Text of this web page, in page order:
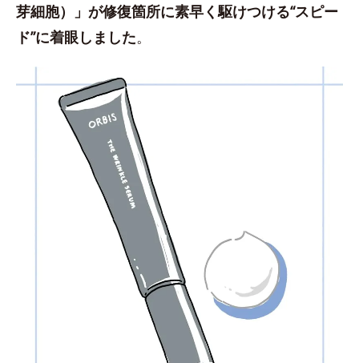
芽細胞）」が修復箇所に素早く駆けつける“スピー
ド”に着眼しました。